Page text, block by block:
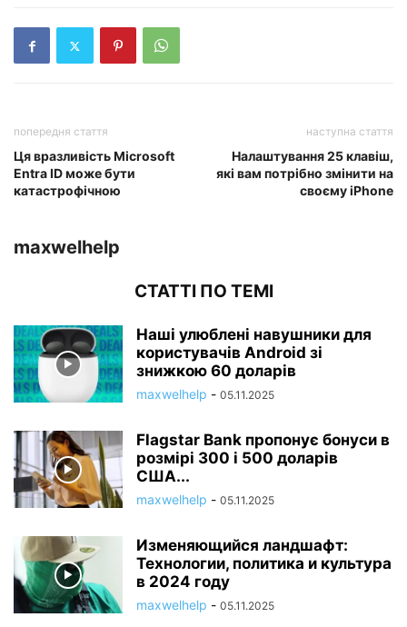
попередня стаття
Ця вразливість Microsoft
Entra ID може бути
катастрофічною
наступна стаття
Налаштування 25 клавіш,
які вам потрібно змінити на
своєму iPhone
maxwelhelp
СТАТТІ ПО ТЕМІ
Наші улюблені навушники для
користувачів Android зі
знижкою 60 доларів
maxwelhelp - 05.11.2025
Flagstar Bank пропонує бонуси в
розмірі 300 і 500 доларів
США...
maxwelhelp - 05.11.2025
Изменяющийся ландшафт:
Технологии, политика и культура
в 2024 году
maxwelhelp - 05.11.2025